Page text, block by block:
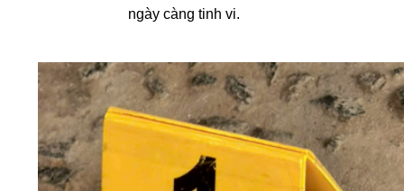
ngày càng tinh vi.